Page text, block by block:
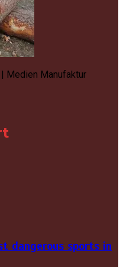
Medien Manufaktur
dangerous sports in